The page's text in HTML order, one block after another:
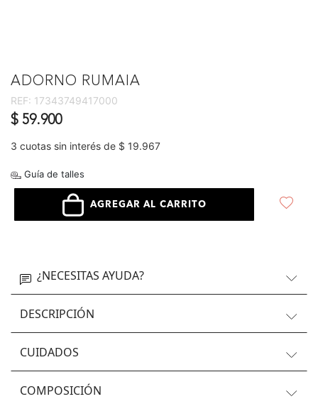
ADORNO RUMAIA
REF: 17343749417000
$ 59.900
3 cuotas sin interés de $ 19.967
Guía de talles
AGREGAR AL CARRITO
¿NECESITAS AYUDA?
DESCRIPCIÓN
CUIDADOS
COMPOSICIÓN